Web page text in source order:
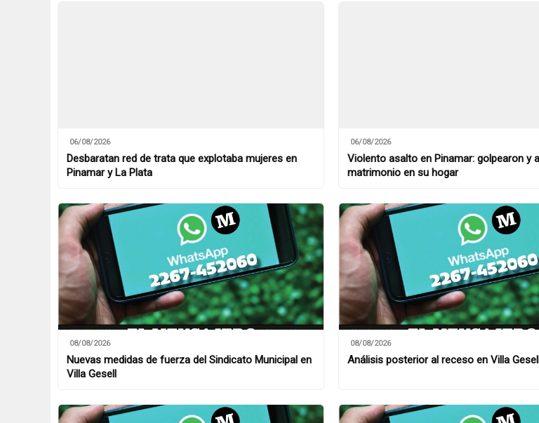
06/08/2026
Desbaratan red de trata que explotaba mujeres en
Pinamar y La Plata
06/08/2026
Violento asalto en Pinamar: golpearon y
matrimonio en su hogar
08/08/2026
Nuevas medidas de fuerza del Sindicato Municipal en
Villa Gesell
08/08/2026
Análisis posterior al receso en Villa